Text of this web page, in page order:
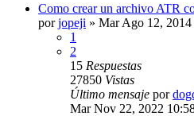
Como crear un archivo ATR
porjopeji » Mar Ago 12, 2014
1
2
15 Respuestas
27850 Vistas
Último mensaje por
Mar Nov 22, 2022